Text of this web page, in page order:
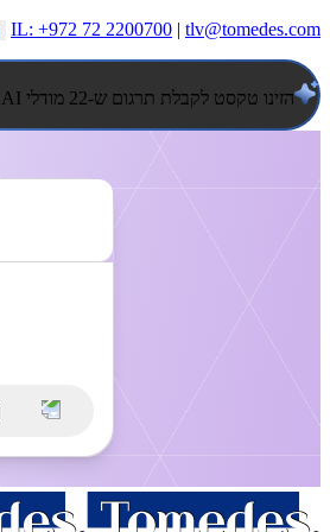
IL: +972 72 2200700 | tlv@tomedes.com
הזינו טקסט לקבלת תרגום ש-22 מודלי AI מסכימים עליו